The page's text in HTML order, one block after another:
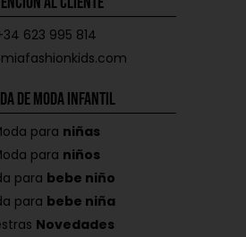
623 995 814
de Moda Infantil
para niñas
para niños
para bebe niño
para bebe niña
Novedades